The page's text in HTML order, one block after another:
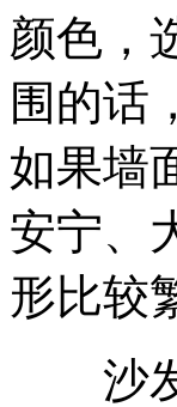
颜色，
围的话
如果墙
安宁、
形比较
沙发